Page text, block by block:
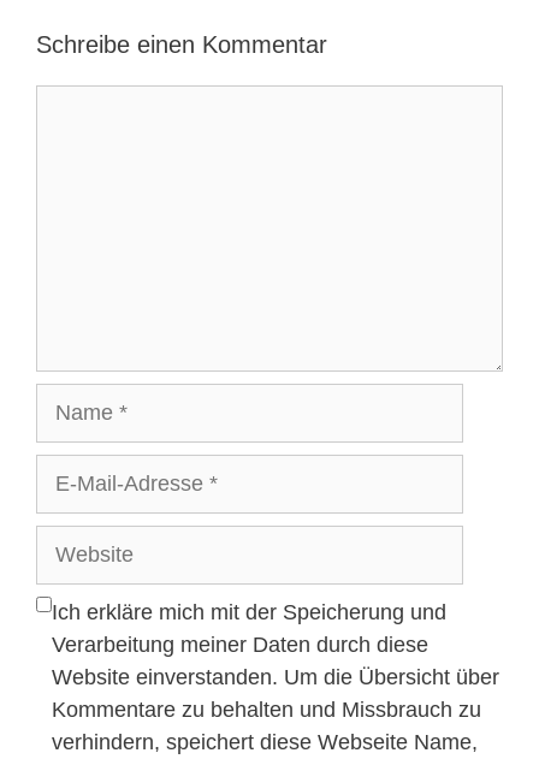
Schreibe einen Kommentar
Adresse
Website
Ich erkläre mich mit der Speicherung und
Verarbeitung meiner Daten durch diese
Website einverstanden. Um die Übersicht über
Kommentare zu behalten und Missbrauch zu
verhindern, speichert diese Webseite Name,